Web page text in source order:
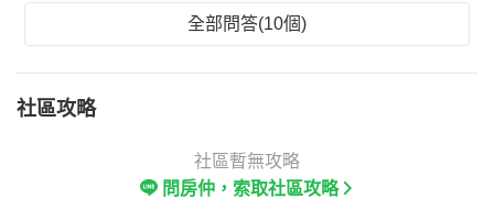
全部問答(10個)
社區攻略
社區暫無攻略
問房仲，索取社區攻略